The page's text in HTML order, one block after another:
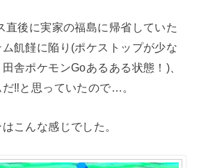
直後に実家の福島に帰省していた
飢饉に陥り(ポケストップが少な
舎ポケモンGoあるある状態！)、
‼︎と思っていたので…。
こんな感じでした。